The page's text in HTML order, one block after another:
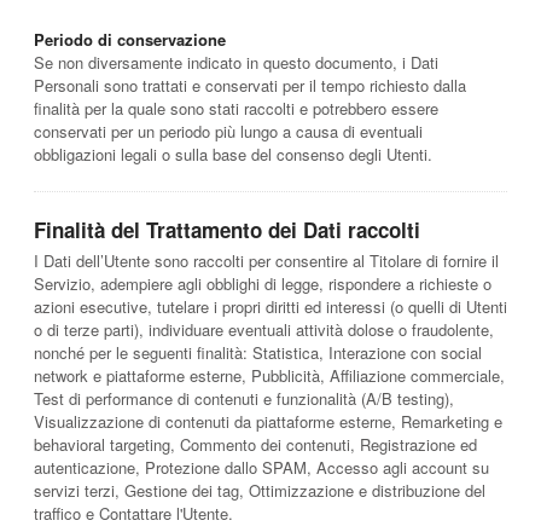
Periodo di conservazione
Se non diversamente indicato in questo documento, i Dati
Personali sono trattati e conservati per il tempo richiesto dalla
finalità per la quale sono stati raccolti e potrebbero essere
conservati per un periodo più lungo a causa di eventuali
obbligazioni legali o sulla base del consenso degli Utenti.
Finalità del Trattamento dei Dati raccolti
I Dati dell’Utente sono raccolti per consentire al Titolare di fornire il
Servizio, adempiere agli obblighi di legge, rispondere a richieste o
azioni esecutive, tutelare i propri diritti ed interessi (o quelli di Utenti
o di terze parti), individuare eventuali attività dolose o fraudolente,
nonché per le seguenti finalità: Statistica, Interazione con social
network e piattaforme esterne, Pubblicità, Affiliazione commerciale,
Test di performance di contenuti e funzionalità (A/B testing),
Visualizzazione di contenuti da piattaforme esterne, Remarketing e
behavioral targeting, Commento dei contenuti, Registrazione ed
autenticazione, Protezione dallo SPAM, Accesso agli account su
servizi terzi, Gestione dei tag, Ottimizzazione e distribuzione del
traffico e Contattare l'Utente.